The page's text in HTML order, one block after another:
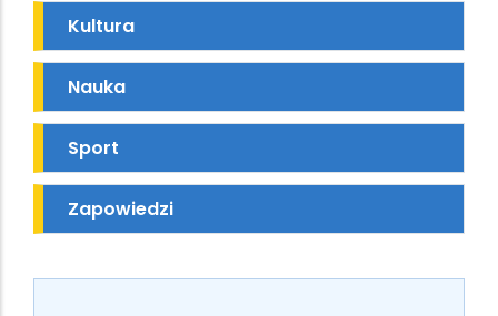
Kultura
Nauka
Sport
Zapowiedzi